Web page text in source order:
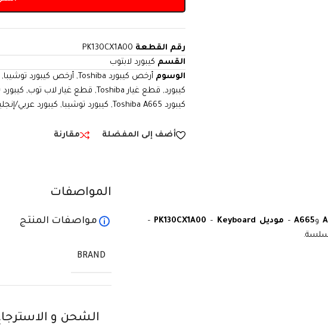
رقم القطعة PK130CX1A00
القسم كيبورد لابتوب
الوسوم أرخص كيبورد Toshiba , أرخص كيبورد توشيبا,
كيبورد, قطع غيار Toshiba , قطع غيار لاب توب, كيبورد PK130CX1A00
كيبورد Toshiba A665
, كيبورد توشيبا, كيبورد عربي/
أضف إلى المفضلة مقارنة
وA665
– موديل PK130CX1A00 – Keyboard
–
سلسة.
المواصفات
مواصفات المنتج
BRAND
الشحن و